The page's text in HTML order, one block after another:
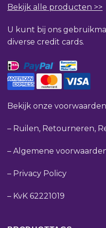
Bekijk alle producten >>
U kunt bij ons
diverse credit cards.
Bekijk onze
– Ruilen, Retourneren,
– Algemene
– Privacy Policy
– KvK 62221019